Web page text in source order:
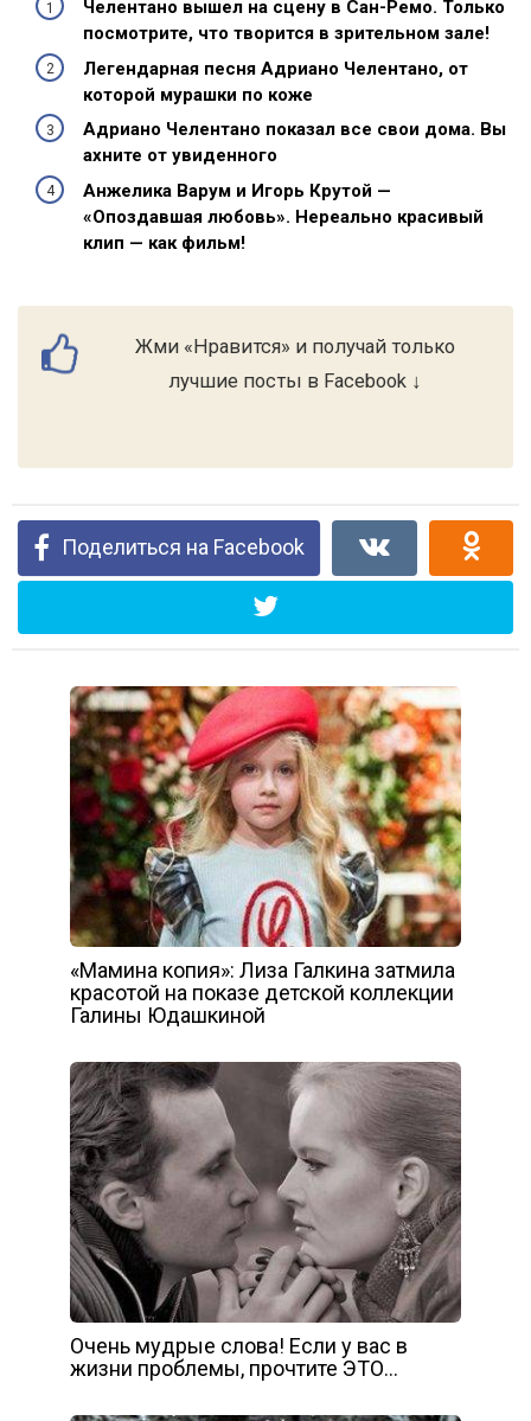
Челентано вышел на сцену в Сан-Ремо. Только
посмотрите, что творится в зрительном зале!
Легендарная песня Адриано Челентано, от
которой мурашки по коже
Адриано Челентано показал все свои дома. Вы
ахните от увиденного
Анжелика Варум и Игорь Крутой —
«Опоздавшая любовь». Нереально красивый
клип — как фильм!
Жми «Нравится» и получай только
лучшие посты в Facebook ↓
Поделиться на Facebook
«Мамина копия»: Лиза Галкина затмила
красотой на показе детской коллекции
Галины Юдашкиной
Очень мудрые слова! Если у вас в
жизни проблемы, прочтите ЭТО…